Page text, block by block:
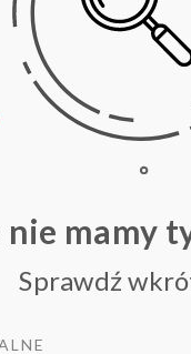
nie mamy
Sprawdź